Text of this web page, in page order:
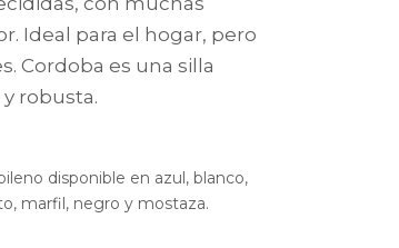
Ideal para el hogar, pero
Cordoba es una silla
robusta.
disponible en azul, blanco,
marfil, negro y mostaza.